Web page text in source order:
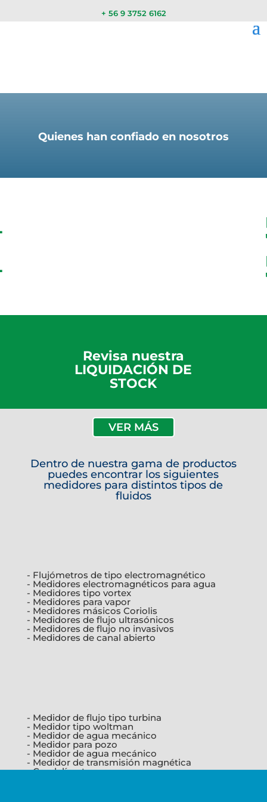
+ 56 9 3752 6162
Quienes han confiado en nosotros
Revisa nuestra
LIQUIDACIÓN DE
STOCK
VER MÁS
Dentro de nuestra gama de productos
puedes encontrar los siguientes
medidores para distintos tipos de
fluidos
- Flujómetros de tipo electromagnético
- Medidores electromagnéticos para agua
- Medidores tipo vortex
- Medidores para vapor
- Medidores másicos Coriolis
- Medidores de flujo ultrasónicos
- Medidores de flujo no invasivos
- Medidores de canal abierto
- Medidor de flujo tipo turbina
- Medidor tipo woltman
- Medidor de agua mecánico
- Medidor para pozo
- Medidor de agua mecánico
- Medidor de transmisión magnética
- Caudalímetros para agua